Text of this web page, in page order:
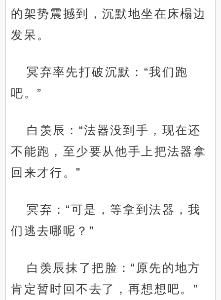
的架势震撼到，沉默地坐在床榻边
发呆。
冥弃率先打破沉默：“我们跑
吧。”
白羡辰：“法器没到手，现在还
不能跑，至少要从他手上把法器拿
回来才行。”
冥弃：“可是，等拿到法器，我
们逃去哪呢？”
白羡辰抹了把脸：“原先的地方
肯定暂时回不去了，再想想吧。”